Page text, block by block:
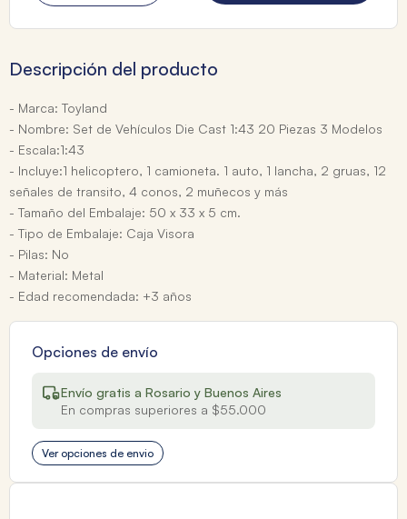
Descripción del producto
- Marca: Toyland
- Nombre: Set de Vehículos Die Cast 1:43 20 Piezas 3 Modelos
- Escala:1:43
- Incluye:1 helicoptero, 1 camioneta. 1 auto, 1 lancha, 2 gruas, 12
señales de transito, 4 conos, 2 muñecos y más
- Tamaño del Embalaje: 50 x 33 x 5 cm.
- Tipo de Embalaje: Caja Visora
- Pilas: No
- Material: Metal
- Edad recomendada: +3 años
Opciones de envío
Envío gratis a Rosario y Buenos Aires
En compras superiores a $55.000
Ver opciones de envio